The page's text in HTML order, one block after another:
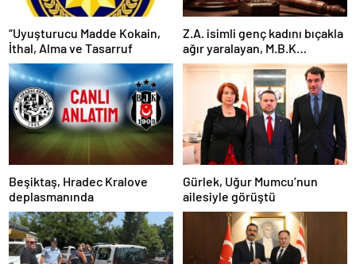
“Uyuşturucu Madde Kokain,
İthal, Alma ve Tasarruf
Z.A. isimli genç kadını bıçakla
ağır yaralayan, M.B.K
mahkemeye çıkarıldı
Beşiktaş, Hradec Kralove
deplasmanında
Gürlek, Uğur Mumcu’nun
ailesiyle görüştü